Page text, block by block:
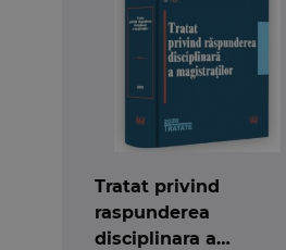
se astfel lucrarii si un
Tratat privind
raspunderea
disciplinara a